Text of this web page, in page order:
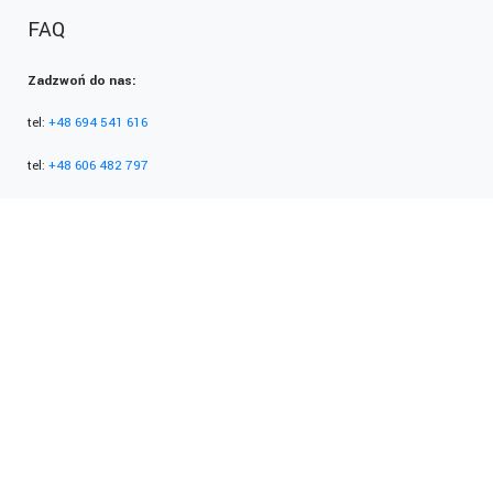
FAQ
Zadzwoń do nas:
tel: +48 694 541 616
tel: +48 606 482 797